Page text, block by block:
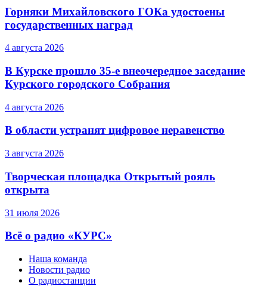
Горняки Михайловского ГОКа удостоены
государственных наград
4 августа 2026
В Курске прошло 35-е внеочередное заседание
Курского городского Собрания
4 августа 2026
В области устранят цифровое неравенство
3 августа 2026
Творческая площадка Открытый рояль
открыта
31 июля 2026
Всё о радио «КУРС»
Наша команда
Новости радио
О радиостанции